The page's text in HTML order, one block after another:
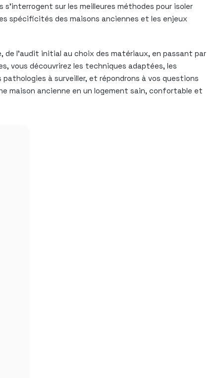
sur les meilleures méthodes pour isoler
spécificités des maisons anciennes et les enjeux
de l’audit initial au choix des matériaux, en passant par
vous découvrirez les techniques adaptées, les
à surveiller, et répondrons à vos questions
maison ancienne en un logement sain, confortable et